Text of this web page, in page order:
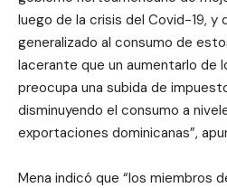
luego de la crisis del Covid-19, y
generalizado al consumo de
lacerante que un aumentarlo de
preocupa una subida de
disminuyendo el consumo a
exportaciones dominicanas”,
Mena indicó que “los miembros